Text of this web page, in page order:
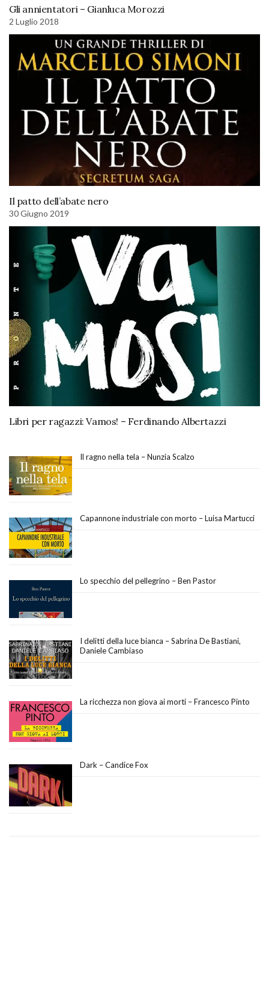
Gli annientatori – Gianluca Morozzi
2 Luglio 2018
Il patto dell’abate nero
30 Giugno 2019
Libri per ragazzi: Vamos! – Ferdinando Albertazzi
Il ragno nella tela – Nunzia Scalzo
Capannone industriale con morto – Luisa Martucci
Lo specchio del pellegrino – Ben Pastor
I delitti della luce bianca – Sabrina De Bastiani,
Daniele Cambiaso
La ricchezza non giova ai morti – Francesco Pinto
Dark – Candice Fox